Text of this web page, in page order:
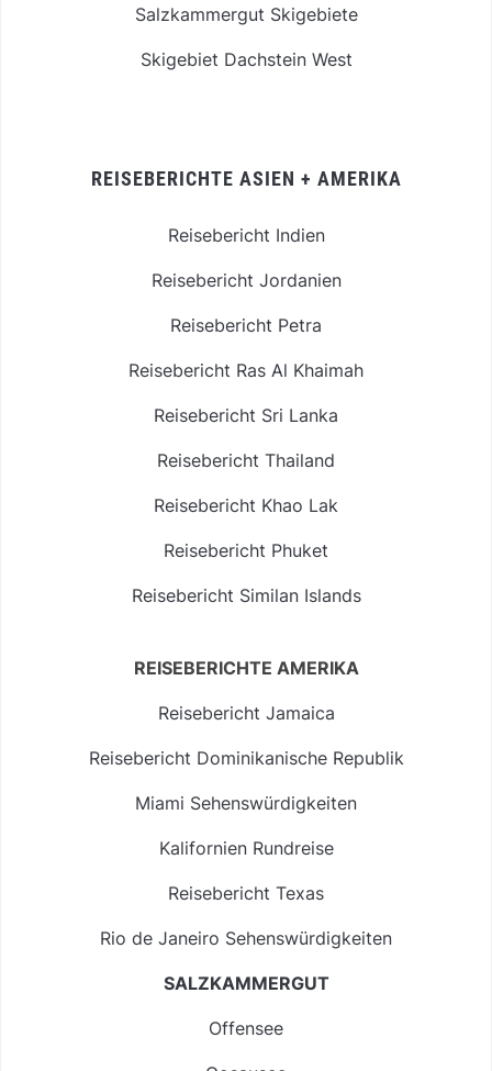
Salzkammergut Skigebiete
Skigebiet Dachstein West
REISEBERICHTE ASIEN + AMERIKA
Reisebericht Indien
Reisebericht Jordanien
Reisebericht Petra
Reisebericht Ras Al Khaimah
Reisebericht Sri Lanka
Reisebericht Thailand
Reisebericht Khao Lak
Reisebericht Phuket
Reisebericht Similan Islands
REISEBERICHTE AMERIKA
Reisebericht Jamaica
Reisebericht Dominikanische Republik
Miami Sehenswürdigkeiten
Kalifornien Rundreise
Reisebericht Texas
Rio de Janeiro Sehenswürdigkeiten
SALZKAMMERGUT
Offensee